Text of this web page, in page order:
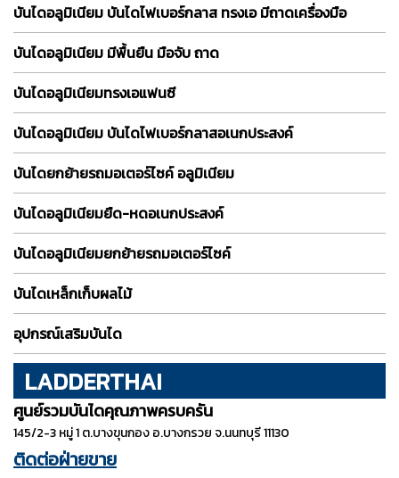
บันไดอลูมิเนียม บันไดไฟเบอร์กลาส ทรงเอ มีถาดเครื่องมือ
บันไดอลูมิเนียม มีพื้นยืน มือจับ ถาด
บันไดอลูมิเนียมทรงเอแฟนซี
บันไดอลูมิเนียม บันไดไฟเบอร์กลาสอเนกประสงค์
บันไดยกย้ายรถมอเตอร์ไซค์ อลูมิเนียม
บันไดอลูมิเนียมยืด-หดอเนกประสงค์
บันไดอลูมิเนียมยกย้ายรถมอเตอร์ไซค์
บันไดเหล็กเก็บผลไม้
อุปกรณ์เสริมบันได
LADDERTHAI
ศูนย์รวมบันไดคุณภาพครบครัน
145/2-3 หมู่ 1 ต.บางขุนกอง อ.บางกรวย จ.นนทบุรี 11130
ติดต่อฝ่ายขาย